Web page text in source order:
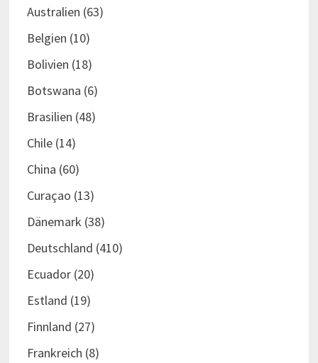
Australien (63)
Belgien (10)
Bolivien (18)
Botswana (6)
Brasilien (48)
Chile(14)
China (60)
Curaçao (13)
Dänemark (38)
Deutschland (410)
Ecuador(20)
Estland (19)
Finnland (27)
Frankreich (8)